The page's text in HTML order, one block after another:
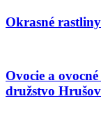
Okrasné
Ovocie a
družstvo Hrušov